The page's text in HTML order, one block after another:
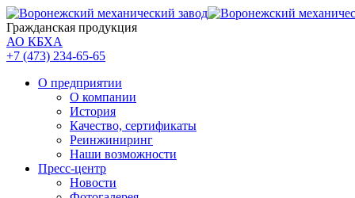
Гражданская продукция
АО КБХА
+7 (473) 234-65-65
О предприятии
О компании
История
Качество, сертификаты
Реинжиниринг
Наши возможности
Пресс-центр
Новости